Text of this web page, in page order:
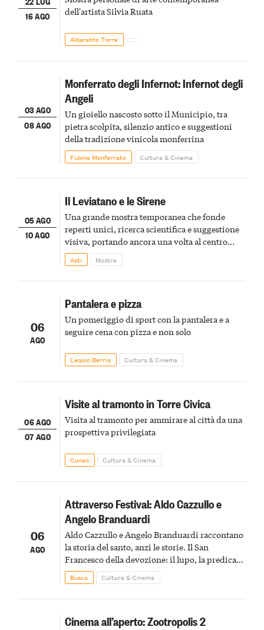
16 AGO
dell'artista Silvia Ruata
Albaretto Torre
03 AGO
08 AGO
Monferrato degli Infernot: Infernot degli
Angeli
Un gioiello nascosto sotto il Municipio, tra
pietra scolpita, silenzio antico e suggestioni
della tradizione vinicola monferrina
Fubine Monferrato Cultura & Cinema
05 AGO
10 AGO
Il Leviatano e le Sirene
Una grande mostra temporanea che fonde
reperti unici, ricerca scientifica e suggestione
visiva, portando ancora una volta al centro
della scena le meraviglie del passato astigiano
Asti Mostre
06
AGO
Pantalera e pizza
Un pomeriggio di sport con la pantalera e a
seguire cena con pizza e non solo
Lequio Berria Cultura & Cinema
06 AGO
07 AGO
Visite al tramonto in Torre Civica
Visita al tramonto per ammirare al città da una
prospettiva privilegiata
Cuneo Cultura & Cinema
06
AGO
Attraverso Festival: Aldo Cazzullo e
Angelo Branduardi
Aldo Cazzullo e Angelo Branduardi raccontano
la storia del santo, anzi le storie. Il San
Francesco della devozione: il lupo, la predica
agli uccelli, le stimmate
Busca Cultura & Cinema
Cinema all’aperto: Zootropolis 2